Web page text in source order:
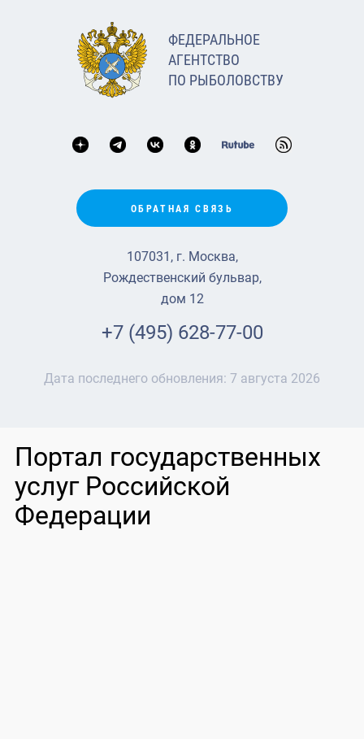
ФЕДЕРАЛЬНОЕ
АГЕНТСТВО
ПО РЫБОЛОВСТВУ
ОБРАТНАЯ СВЯЗЬ
107031, г. Москва,
Рождественский бульвар,
дом 12
+7 (495) 628-77-00
Дата последнего обновления: 7 августа 2026
Портал государственных
услуг Российской
Федерации